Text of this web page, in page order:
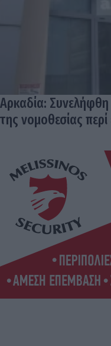
Αρκαδία:
της νομοθεσίας